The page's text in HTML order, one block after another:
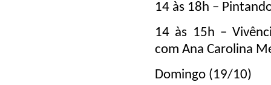
14 às 18h –
14 às 15h –
com Ana Carolina
Domingo (19/10)